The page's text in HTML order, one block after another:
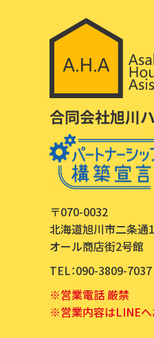
〒070-0032
北海道旭川市二条通
オール商店街2号館
TEL：090-3809-7037
※営業電話 厳禁
※営業内容はLINE